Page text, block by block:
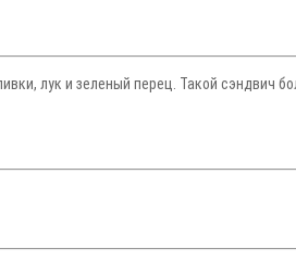
лук и зеленый перец. Такой сэндвич